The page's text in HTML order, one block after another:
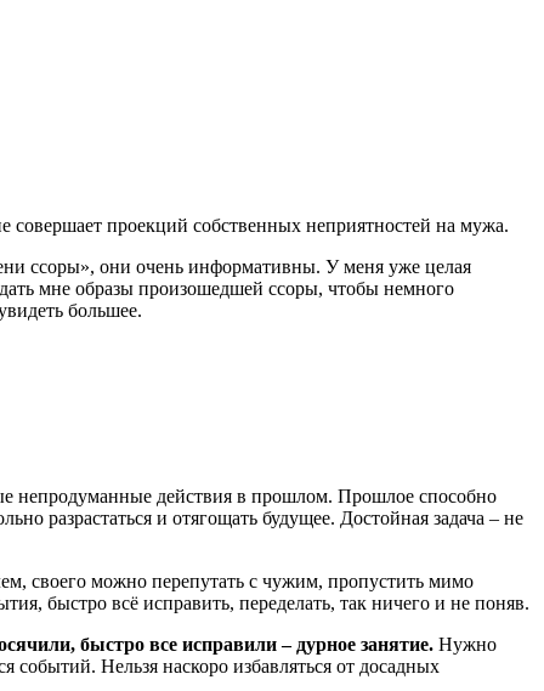
проекций собственных неприятностей на мужа.
ссоры», они очень информативны. У меня уже целая
мне образы произошедшей ссоры, чтобы немного
большее.
непродуманные действия в прошлом. Прошлое способно
разрастаться и отягощать будущее. Достойная задача – не
своего можно перепутать с чужим, пропустить мимо
быстро всё исправить, переделать, так ничего и не поняв.
быстро все исправили – дурное занятие. Нужно
Нельзя наскоро избавляться от досадных